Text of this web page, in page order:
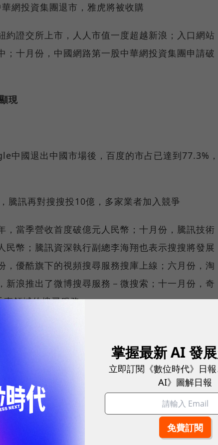
網投資集團退市，雅虎將被收購
約證交所上市，人人市值一度超越新浪；入口網站
；十月份，中國網路第一股中華網投資集團申請破
現
中國退出中國市場後，百度的市占已達到77.3%
訊再對搜搜投10億，多家業者加入競爭
，當季營收首度破億元人民幣；十月份，騰訊技術
民幣；騰訊資深執行副總李海翔也表示搜搜將發展
，優酷旗下的視頻搜尋服務搜庫上線；六月份，淘
新浪推出了微博搜尋服務－微搜索；十一月份，奇
直領域的搜尋服務。
效應展現
度推廣十周年
，為DSP、代理商等提供即時競價推廣交換平台
了中小企業客戶超過40萬。
進行整合
掌握最新 AI 發
立即訂閱《數位時代》日
AI》圖解日報